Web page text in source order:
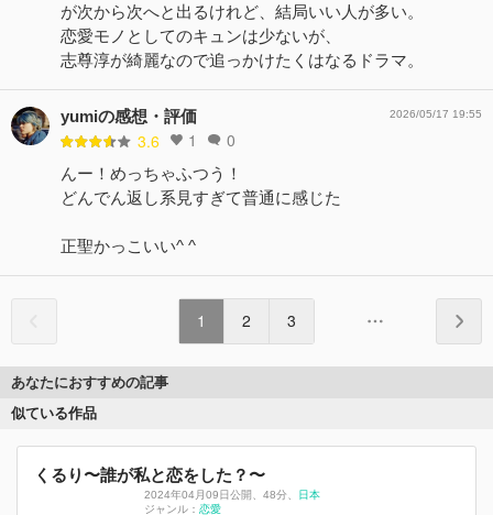
が次から次へと出るけれど、結局いい人が多い。
恋愛モノとしてのキュンは少ないが、
志尊淳が綺麗なので追っかけたくはなるドラマ。
yumiの感想・評価
3.6 1 0
2026/05/17 19:55
んー！めっちゃふつう！
どんでん返し系見すぎて普通に感じた
正聖かっこいい^ ^
1 2 3
あなたにおすすめの記事
似ている作品
くるり〜誰が私と恋をした？〜
2024年04月09日公開 48分
日本
ジャンル： 恋愛